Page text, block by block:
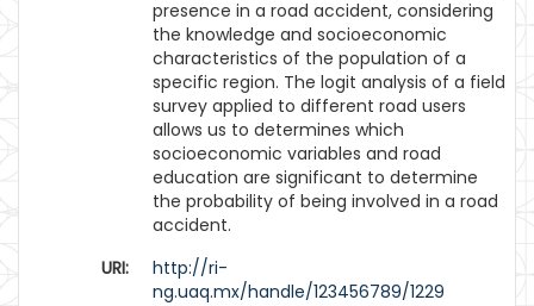
presence in a road accident, considering
the knowledge and socioeconomic
characteristics of the population of a
specific region. The logit analysis of a field
survey applied to different road users
allows us to determines which
socioeconomic variables and road
education are significant to determine
the probability of being involved in a road
accident.
URI:
http://ri-
ng.uaq.mx/handle/123456789/1229